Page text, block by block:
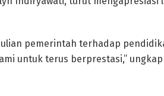
pemerintah terhadap
untuk terus berprestasi,”